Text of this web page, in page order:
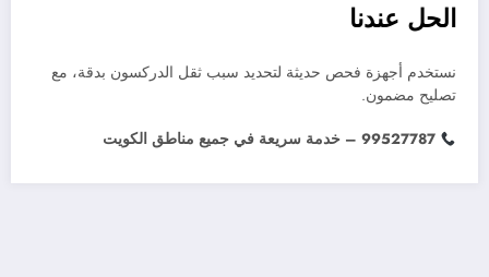
الحل عندنا
نستخدم أجهزة فحص حديثة لتحديد سبب ثقل الدركسون بدقة، مع
تصليح مضمون.
99527787 – خدمة سريعة في جميع مناطق الكويت